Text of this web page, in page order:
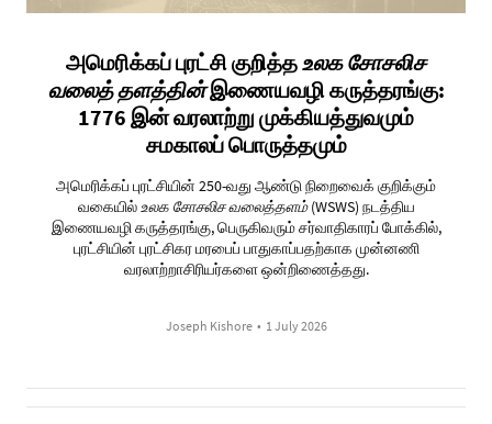
அமெரிக்கப் புரட்சி குறித்தஉலக சோசலிச
வலைத் தளத்தின்இணையவழி கருத்தரங்கு:
1776 இன் வரலாற்று முக்கியத்துவமும்
சமகாலப் பொருத்தமும்
அமெரிக்கப் புரட்சியின் 250-வது ஆண்டு நிறைவைக் குறிக்கும்
வகையில்உலக சோசலிச வலைத்தளம்(WSWS) நடத்திய
இணையவழி கருத்தரங்கு, பெருகிவரும் சர்வாதிகாரப் போக்கில்,
புரட்சியின் புரட்சிகர மரபைப் பாதுகாப்பதற்காக முன்னணி
வரலாற்றாசிரியர்களை ஒன்றிணைத்தது.
Joseph Kishore • 1 July 2026